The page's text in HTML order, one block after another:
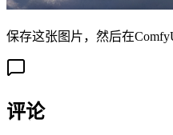
保存这张图片，然后在
评论